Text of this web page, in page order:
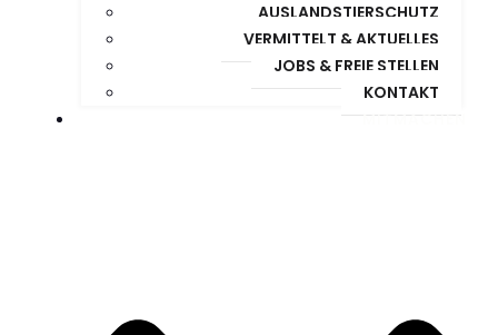
AUSLANDSTIERSCHUTZ
VERMITTELT & AKTUELLES
JOBS & FREIE STELLEN
KONTAKT
MITMACHEN